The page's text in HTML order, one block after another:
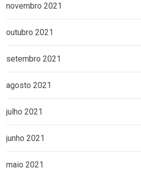
novembro 2021
outubro 2021
setembro 2021
agosto 2021
julho 2021
junho 2021
maio 2021